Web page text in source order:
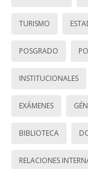
TURISMO
POSGRADO
INSTITUCIONALES
EXÁMENES
BIBLIOTECA
RELACIONES